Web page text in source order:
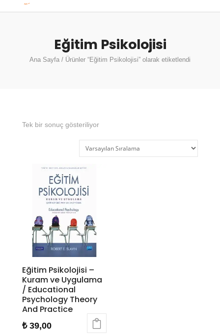
Eğitim Psikolojisi
Ana Sayfa / Ürünler “Eğitim Psikolojisi” olarak etiketlendi
Tek bir sonuç gösteriliyor
Eğitim Psikolojisi –
Kuram ve Uygulama
/ Educational
Psychology Theory
And Practice
₺39,00